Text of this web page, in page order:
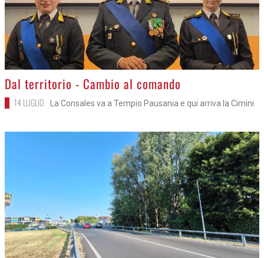
>
Dal territorio - Cambio al comando
14 LUGLIO La Consales va a Tempio Pausania e qui arriva la Cimini